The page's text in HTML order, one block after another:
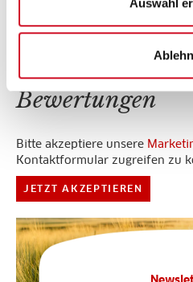
Bewertungen
Bitte akzeptiere unsere
Kontaktformular zugreifen zu
JETZT AKZEPTIEREN